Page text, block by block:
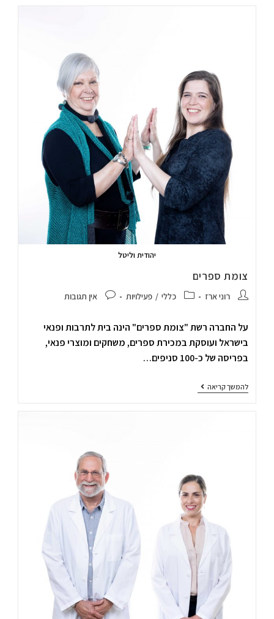
יהודית וליטל
צומת ספרים
רוני ארז כללי / פעילויות אין תגובות
על החברה רשת "צומת ספרים" הינה בית לתרבות ופנאי
בישראל ועוסקת במכירת ספרים, משחקים ומוצרי פנאי,
בפריסה של כ-100 סניפים…
להמשך קריאה